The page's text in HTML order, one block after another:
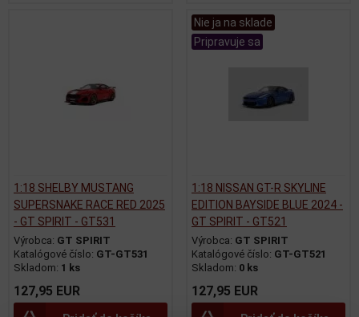
1:18 SHELBY MUSTANG
SUPERSNAKE RACE RED 2025
- GT SPIRIT - GT531
Výrobca: GT SPIRIT
Katalógové číslo: GT-GT531
Skladom: 1 ks
127,95 EUR
Nie ja na sklade
Pripravuje sa
1:18 NISSAN GT-R SKYLINE
EDITION BAYSIDE BLUE 2024 -
GT SPIRIT - GT521
Výrobca: GT SPIRIT
Katalógové číslo: GT-GT521
Skladom: 0 ks
127,95 EUR